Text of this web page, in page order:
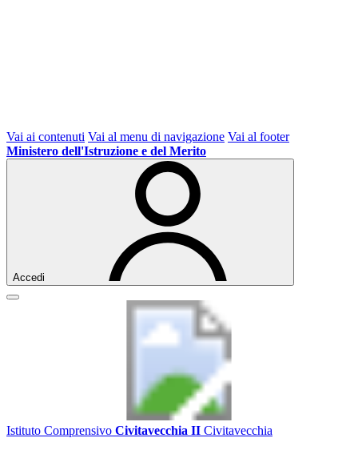
Vai ai contenuti Vai al menu di navigazione Vai al footer
Ministero dell'Istruzione e del Merito
Accedi
Istituto Comprensivo Civitavecchia II Civitavecchia